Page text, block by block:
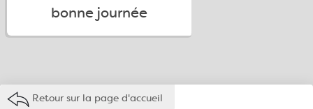
bonne journée
Retour sur la page d'accueil